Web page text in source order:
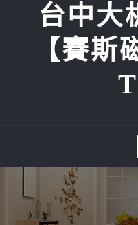
台中大
【賽斯